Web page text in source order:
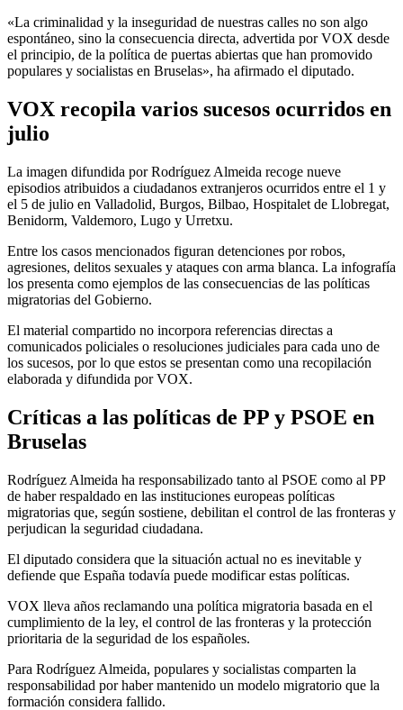
«La criminalidad y la inseguridad de nuestras calles no son algo
espontáneo, sino la consecuencia directa, advertida por VOX desde
el principio, de la política de puertas abiertas que han promovido
populares y socialistas en Bruselas», ha afirmado el diputado.
VOX recopila varios sucesos ocurridos en
julio
La imagen difundida por Rodríguez Almeida recoge nueve
episodios atribuidos a ciudadanos extranjeros ocurridos entre el 1 y
el 5 de julio en Valladolid, Burgos, Bilbao, Hospitalet de Llobregat,
Benidorm, Valdemoro, Lugo y Urretxu.
Entre los casos mencionados figuran detenciones por robos,
agresiones, delitos sexuales y ataques con arma blanca. La infografía
los presenta como ejemplos de las consecuencias de las políticas
migratorias del Gobierno.
El material compartido no incorpora referencias directas a
comunicados policiales o resoluciones judiciales para cada uno de
los sucesos, por lo que estos se presentan como una recopilación
elaborada y difundida por VOX.
Críticas a las políticas de PP y PSOE en
Bruselas
Rodríguez Almeida ha responsabilizado tanto al PSOE como al PP
de haber respaldado en las instituciones europeas políticas
migratorias que, según sostiene, debilitan el control de las fronteras y
perjudican la seguridad ciudadana.
El diputado considera que la situación actual no es inevitable y
defiende que España todavía puede modificar estas políticas.
VOX lleva años reclamando una política migratoria basada en el
cumplimiento de la ley, el control de las fronteras y la protección
prioritaria de la seguridad de los españoles.
Para Rodríguez Almeida, populares y socialistas comparten la
responsabilidad por haber mantenido un modelo migratorio que la
formación considera fallido.